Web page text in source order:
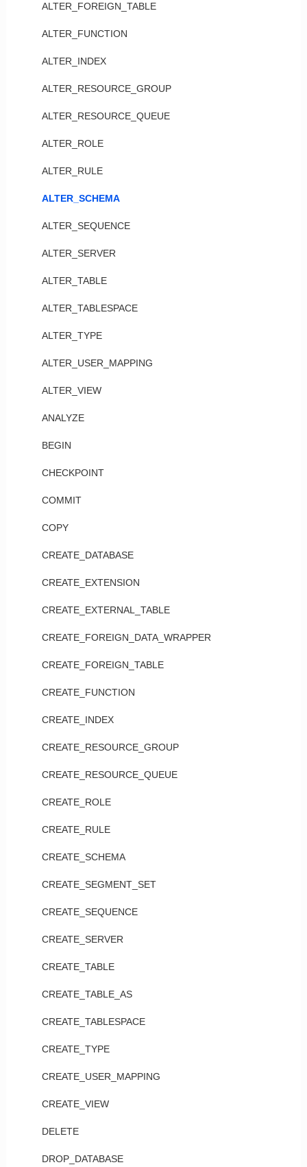
ALTER_FOREIGN_TABLE
ALTER_FUNCTION
ALTER_INDEX
ALTER_RESOURCE_GROUP
ALTER_RESOURCE_QUEUE
ALTER_ROLE
ALTER_RULE
ALTER_SCHEMA
ALTER_SEQUENCE
ALTER_SERVER
ALTER_TABLE
ALTER_TABLESPACE
ALTER_TYPE
ALTER_USER_MAPPING
ALTER_VIEW
ANALYZE
BEGIN
CHECKPOINT
COMMIT
COPY
CREATE_DATABASE
CREATE_EXTENSION
CREATE_EXTERNAL_TABLE
CREATE_FOREIGN_DATA_WRAPPER
CREATE_FOREIGN_TABLE
CREATE_FUNCTION
CREATE_INDEX
CREATE_RESOURCE_GROUP
CREATE_RESOURCE_QUEUE
CREATE_ROLE
CREATE_RULE
CREATE_SCHEMA
CREATE_SEGMENT_SET
CREATE_SEQUENCE
CREATE_SERVER
CREATE_TABLE
CREATE_TABLE_AS
CREATE_TABLESPACE
CREATE_TYPE
CREATE_USER_MAPPING
CREATE_VIEW
DELETE
DROP_DATABASE